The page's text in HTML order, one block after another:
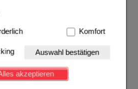
Hierbei handelt es sich um
(z.B. Navigation, Warenkorb,
auf diese nicht verzichtet
Komfort
Auswahl bestätigen
akzeptieren